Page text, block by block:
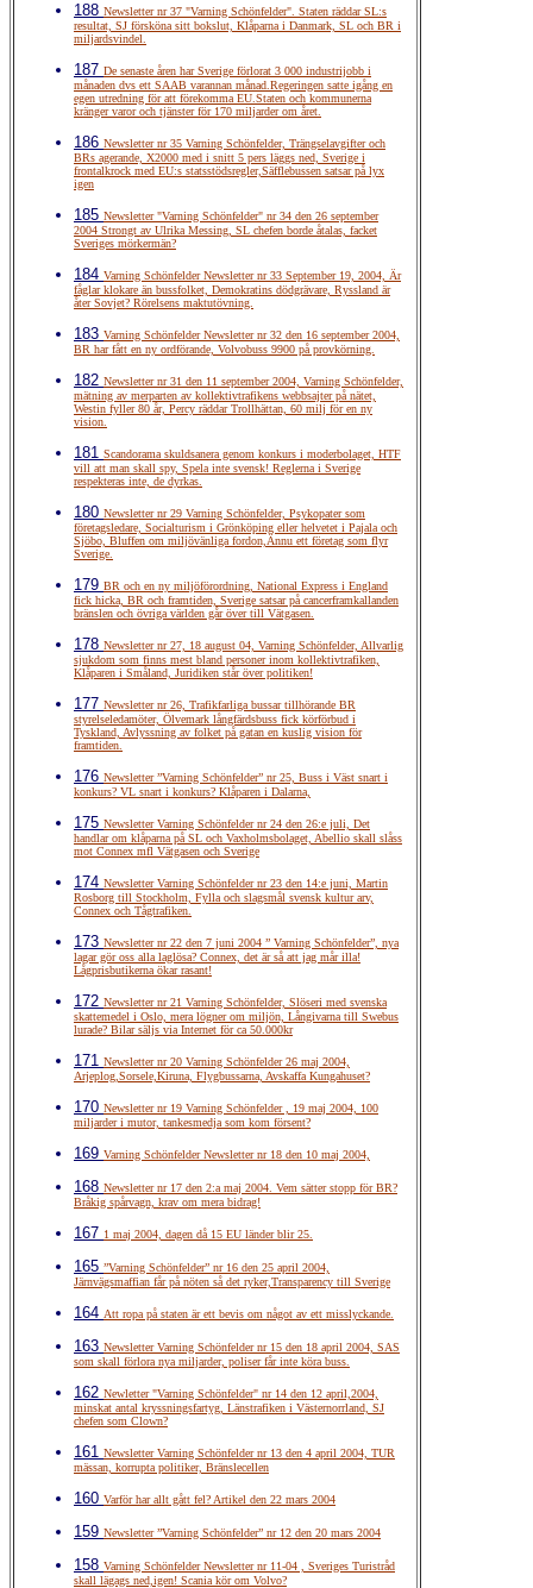
188 Newsletter nr 37 "Varning Schönfelder". Staten räddar SL:s
resultat, SJ försköna sitt bokslut, Klåparna i Danmark, SL och BR i
miljardsvindel.
187 De senaste åren har Sverige förlorat 3 000 industrijobb i
månaden dvs ett SAAB varannan månad.Regeringen satte igång en
egen utredning för att förekomma EU.Staten och kommunerna
kränger varor och tjänster för 170 miljarder om året.
186 Newsletter nr 35 Varning Schönfelder, Trängselavgifter och
BRs agerande, X2000 med i snitt 5 pers läggs ned, Sverige i
frontalkrock med EU:s statsstödsregler,Säfflebussen satsar på lyx
igen
185 Newsletter "Varning Schönfelder" nr 34 den 26 september
2004 Strongt av Ulrika Messing, SL chefen borde åtalas, facket
Sveriges mörkermän?
184 Varning Schönfelder Newsletter nr 33 September 19, 2004, Är
fåglar klokare än bussfolket, Demokratins dödgrävare, Ryssland är
åter Sovjet? Rörelsens maktutövning.
183 Varning Schönfelder Newsletter nr 32 den 16 september 2004,
BR har fått en ny ordförande, Volvobuss 9900 på provkörning.
182 Newsletter nr 31 den 11 september 2004, Varning Schönfelder,
mätning av merparten av kollektivtrafikens webbsajter på nätet,
Westin fyller 80 år, Percy räddar Trollhättan, 60 milj för en ny
vision.
181 Scandorama skuldsanera genom konkurs i moderbolaget, HTF
vill att man skall spy, Spela inte svensk! Reglerna i Sverige
respekteras inte, de dyrkas.
180 Newsletter nr 29 Varning Schönfelder, Psykopater som
företagsledare, Socialturism i Grönköping eller helvetet i Pajala och
Sjöbo, Bluffen om miljövänliga fordon,Ännu ett företag som flyr
Sverige.
179 BR och en ny miljöförordning, National Express i England
fick hicka, BR och framtiden, Sverige satsar på cancerframkallanden
bränslen och övriga världen går över till Vätgasen.
178 Newsletter nr 27, 18 august 04, Varning Schönfelder, Allvarlig
sjukdom som finns mest bland personer inom kollektivtrafiken,
Klåparen i Småland, Juridiken står över politiken!
177 Newsletter nr 26, Trafikfarliga bussar tillhörande BR
styrelseledamöter, Ölvemark långfärdsbuss fick körförbud i
Tyskland, Avlyssning av folket på gatan en kuslig vision för
framtiden.
176 Newsletter ”Varning Schönfelder” nr 25, Buss i Väst snart i
konkurs? VL snart i konkurs? Klåparen i Dalarna,
175 Newsletter Varning Schönfelder nr 24 den 26:e juli, Det
handlar om klåparna på SL och Vaxholmsbolaget, Abellio skall slåss
mot Connex mfl Vätgasen och Sverige
174 Newsletter Varning Schönfelder nr 23 den 14:e juni, Martin
Rosborg till Stockholm, Fylla och slagsmål svensk kultur arv,
Connex och Tågtrafiken.
173 Newsletter nr 22 den 7 juni 2004 ” Varning Schönfelder”, nya
lagar gör oss alla laglösa? Connex, det är så att jag mår illa!
Lågprisbutikerna ökar rasant!
172 Newsletter nr 21 Varning Schönfelder, Slöseri med svenska
skattemedel i Oslo, mera lögner om miljön, Långivarna till Swebus
lurade? Bilar säljs via Internet för ca 50.000kr
171 Newsletter nr 20 Varning Schönfelder 26 maj 2004,
Arjeplog,Sorsele,Kiruna, Flygbussarna, Avskaffa Kungahuset?
170 Newsletter nr 19 Varning Schönfelder , 19 maj 2004, 100
miljarder i mutor, tankesmedja som kom försent?
169 Varning Schönfelder Newsletter nr 18 den 10 maj 2004,
168 Newsletter nr 17 den 2:a maj 2004. Vem sätter stopp för BR?
Bråkig spårvagn, krav om mera bidrag!
167 1 maj 2004, dagen då 15 EU länder blir 25.
165 ”Varning Schönfelder” nr 16 den 25 april 2004,
Järnvägsmaffian får på nöten så det ryker,Transparency till Sverige
164 Att ropa på staten är ett bevis om något av ett misslyckande.
163 Newsletter Varning Schönfelder nr 15 den 18 april 2004, SAS
som skall förlora nya miljarder, poliser får inte köra buss.
162 Newletter "Varning Schönfelder" nr 14 den 12 april,2004,
minskat antal kryssningsfartyg, Länstrafiken i Västernorrland, SJ
chefen som Clown?
161 Newsletter Varning Schönfelder nr 13 den 4 april 2004, TUR
mässan, korrupta politiker, Bränslecellen
160 Varför har allt gått fel? Artikel den 22 mars 2004
159 Newsletter ”Varning Schönfelder” nr 12 den 20 mars 2004
158 Varning Schönfelder Newsletter nr 11-04 , Sveriges Turistråd
skall lägags ned,igen! Scania kör om Volvo?